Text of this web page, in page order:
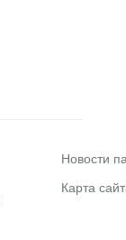
Новости
Карта